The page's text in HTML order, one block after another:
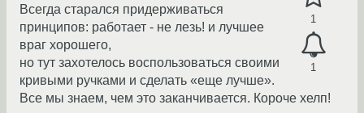
1
1
Всегда старался придерживаться
принципов: работает - не лезь! и лучшее
враг хорошего,
но тут захотелось воспользоваться своими
кривыми ручками и сделать «еще лучше».
Все мы знаем, чем это заканчивается. Короче хелп!